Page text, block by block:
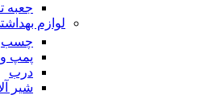
جعبه
لوازم
چسب
پمپ و
درب
شیر